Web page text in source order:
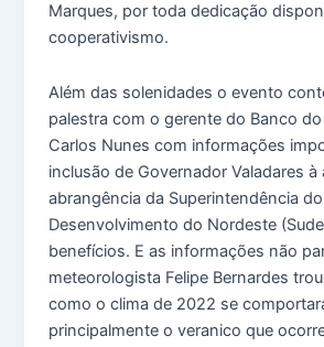
Marques, por toda dedicação
cooperativismo.
Além das solenidades o evento
palestra com o gerente do Banco
Carlos Nunes com informações
inclusão de Governador Valadares à
abrangência da Superintendência do
Desenvolvimento do Nordeste
benefícios. E as informações não
meteorologista Felipe Bernardes
como o clima de 2022 se
principalmente o veranico que